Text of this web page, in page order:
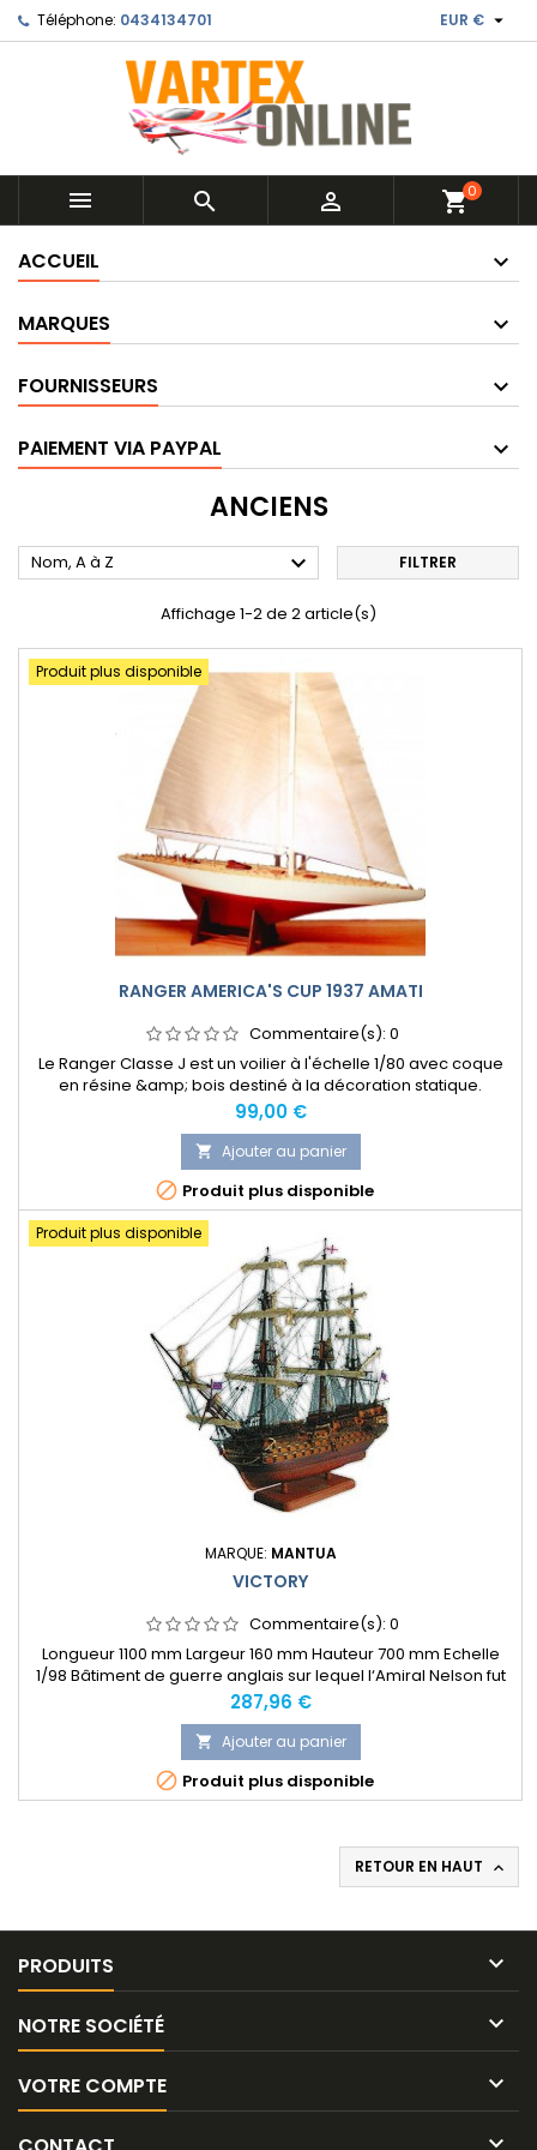
Téléphone: 0434134701 EUR € 
   shopping_cart0
ACCUEIL
MARQUES
FOURNISSEURS
PAIEMENT VIA PAYPAL
ANCIENS
Nom, A à Z  FILTRER
Affichage 1-2 de 2 article(s)
Produit plus disponible
RANGER AMERICA'S CUP 1937 AMATI
Commentaire(s): 0
Le Ranger Classe J est un voilier à l'échelle 1/80 avec coque
en résine &amp; bois destiné à la décoration statique.
Prix
99,00 €
 Ajouter au panier
 Produit plus disponible
Produit plus disponible
MARQUE: MANTUA
VICTORY
Commentaire(s): 0
Longueur 1100 mm Largeur 160 mm Hauteur 700 mm Echelle
1/98 Bâtiment de guerre anglais sur lequel l‘Amiral Nelson fut
mortellement bléssé durant la bataille de Trafalgar.
Construction par couples et double bordée. Accastillage
complet inclus. Plan très détaillé et bois découpé au laser
avec accastillage.
Prix
287,96 €
 Ajouter au panier
 Produit plus disponible
RETOUR EN HAUT 
PRODUITS 
NOTRE SOCIÉTÉ 
VOTRE COMPTE 